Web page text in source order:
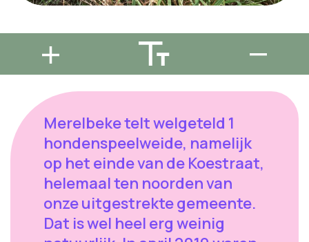
Merelbeke telt welgeteld 1
hondenspeelweide, namelijk
op het einde van de Koestraat,
helemaal ten noorden van
onze uitgestrekte gemeente.
Dat is wel heel erg weinig